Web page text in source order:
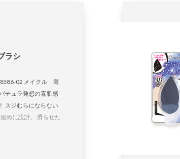
ラシ
02 メイクル 薄
チュラ発想の素肌感
スジむらにならない
めに設計。 滑らせた